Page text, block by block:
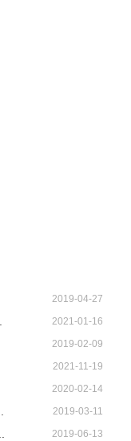
2019-04-27
2021-01-16
2019-02-09
2021-11-19
2020-02-14
2019-03-11
2019-06-13